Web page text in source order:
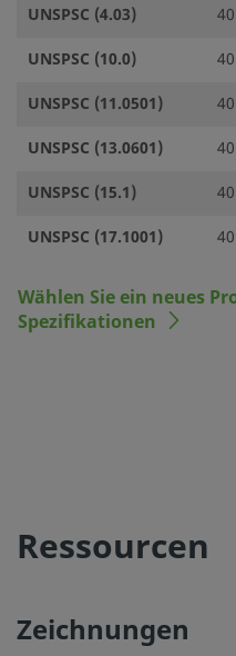
UNSPSC (4.03)
UNSPSC (10.0)
UNSPSC (11.0501)
UNSPSC (13.0601)
UNSPSC (15.1)
UNSPSC (17.1001)
Wählen Sie ein neues
Spezifikationen
Ressourcen
Zeichnungen